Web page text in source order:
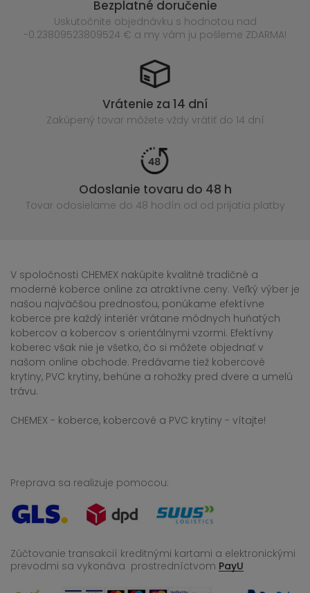
Bezplatné doručenie
Uskutočnite objednávku s hodnotou nad
-0.23809523809524 € a my vám ju pošleme ZDARMA!
Vrátenie za 14 dní
Zakúpený tovar môžete vždy vrátiť do 14 dní
Odoslanie tovaru do 48 h
Tovar odosielame do 48 hodín od od prijatia platby
V spoločnosti CHEMEX nakúpite kvalitné tradičné a
moderné koberce online za atraktívne ceny. Veľký výber je
našou najväčšou prednosťou, ponúkame efektívne
koberce pre každý interiér vrátane módnych huňatých
kobercov a kobercov s orientálnymi vzormi. Efektívny
koberec však nie je všetko, čo si môžete objednať v
našom online obchode. Predávame tiež kobercové
krytiny, PVC krytiny, behúne a rohožky pred dvere a umelú
trávu.
CHEMEX - koberce, kobercové a PVC krytiny - vítajte!
Preprava sa realizuje pomocou:
Zúčtovanie transakcií kreditnými kartami a elektronickými
prevodmi sa vykonáva prostredníctvom PayU